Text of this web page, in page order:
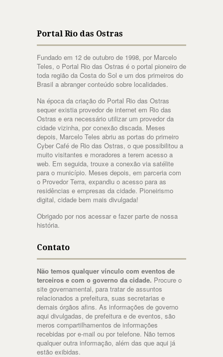
Portal Rio das Ostras
Fundado em 12 de outubro de 1998, por Marcelo
Teles, o Portal Rio das Ostras é o portal pioneiro de
toda região da Costa do Sol e um dos primeiros do
Brasil a abranger conteúdo sobre localidades.
Na época da criação do Portal Rio das Ostras
sequer existia provedor de internet em Rio das
Ostras e era necessário utilizar um provedor da
cidade vizinha, por conexão discada. Meses
depois, Marcelo Teles abriu as portas do primeiro
Cyber Café de Rio das Ostras, o que possibilitou a
muito visitantes e moradores a terem acesso a
web. Em seguida, trouxe a conexão via satélite
para o município. Meses depois, em parceria com
o Provedor Terra, expandiu o acesso para as
residências e empresas da cidade. Pioneirismo
digital, cidade bem mais divulgada!
Obrigado por nos acessar e fazer parte de nossa
história.
Contato
Não temos qualquer vínculo com eventos de
terceiros e com o governo da cidade. Procure o
site governamental, para tratar de assuntos
relacionados a prefeitura, suas secretarias e
demais órgãos afins. As informações de governo
aqui divulgadas, de prefeitura e de eventos, são
meros compartilhamentos de informações
recebidas por e-mail ou por telefone. Não temos
qualquer outra informação, além das que aqui já
estão exibidas.